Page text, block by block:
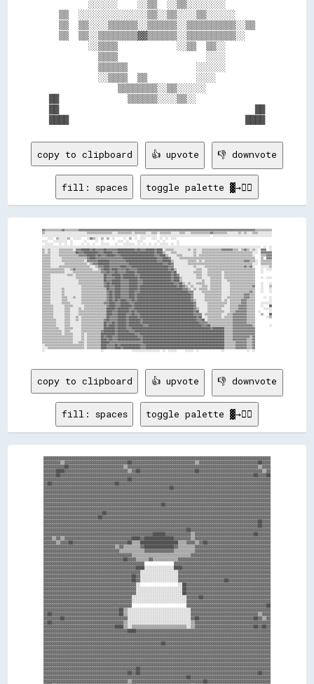
        ░░░░░░    ░░▒▒  ░░▒▒░░░░░░░░
  ▒▒  ░░░░░░░░░░░░░░▒▒░░▒▒░░░░▒▒░░░░░░
  ▒▒  ▒▒░░░░▒▒▒▒▒▒░░▒▒▒▒▒▒░░▒▒▒▒▒▒▒▒▒▒░░▒▒
  ▒▒  ▒▒░░▒▒▒▒▒▒▒▒▓▓▒▒▒▒▒▒░░▒▒▒▒▒▒▒▒▒▒░░
        ░░▒▒▒▒            ░░▒▒  ▒▒░░
          ▒▒▒▒                  ░░░░
          ▒▒▒▒▒▒              ░░░░░░
          ░░▒▒▒▒  ▒▒          ░░░░
              ▒▒▒▒▒▒▒▒░░▒▒░░░░░░
██              ▒▒▒▒▒▒░░░░▒▒░░
copy to clipboard 👍 upvote 👎 downvote
fill: spaces toggle palette ▓→✊🏽
▓▓▒▒▒▒▒▒▒▒▒▒▒▒▓▓▒▒▒▒▒▒▒▒▒▒▓▓▓▓▓▓▓▓▓▓▓▓▓▓▓▓▓▓▓▓▓▓▓▓▓▓▓▓▓▓▓▓▓▓▓▓▓▓▓▓▓▓▓▓▓▓▓▓▓▓▓▓▓▓▓▓▓▓▓▓▓▓▓▓▓▓▓▓▓▓▓▓▓▓▓▓▓▓▓▓▓▓▓▓▓▓▓▓▓▓▓▓▓▓▓▓▓▓▓▓▓▓▓▓▓▓▓▓▓▓▓▓▓▓▓▓▓▓▓▓▓▓▓▓▓▓▒▒▒▒▒▒▒▒▒▒▒▒
▒▒░░░░░░░░░░░░░░░░░░░░░░░░░░░░░░▒▒▒▒▒▒▒▒▒▒▒▒▒▒▒▒▒▒░░░░▒▒▒▒▒▒▒▒▒▒░░▒▒▒▒▒▒▒▒░░░░▒▒▒▒░░▒▒▒▒▒▒▒▒░░░░░░▒▒▒▒░░░░▒▒▒▒▒▒▒▒▒▒▒▒▒▒▓▓▒▒▒▒▒▒▒▒▒▒░░░░░░░░▒▒░░▒▒░░░░▒▒▒▒░░░░░░░░░░
    ░░░░  ▒▒░░░░░░▒▒  ░░░░░░    ░░▓▓▒▒░░  ▒▒  ▒▒  ░░      ░░  ▒▒  ░░  ░░░░    ░░░░  ░░  ░░  ░░░░
▒▒░░▒▒░░░░░░▒▒▒▒▒▒▒▒▒▒░░▓▓▓▓██████▓▓██▓▓▓▓▓▓██▓▓▓▓▓▓▓▓████████████▓▓██▓▓▓▓██████▓▓████░░▒▒▒▒▒▒░░░░░░░░░░▒▒░░▒▒░░░░▒▒▒▒▒▒▒▒▒▒▒▒▒▒▓▓▓▓▓▓▓▓▒▒▒▒░░▒▒▓▓▒▒░░▒▒░░  ▓▓▓▓  ░░
▒▒░░▒▒░░░░░░▒▒▒▒▒▒▒▒▒▒▒▒██▓▓▓▓██████████▓▓▓▓██████▓▓▓▓██████████████████████████▓▓████▒▒░░░░▒▒▒▒░░░░░░░░░░░░▒▒░░░░▒▒▒▒▒▒▒▒▒▒▒▒▒▒▒▒▒▒▒▒▒▒▒▒▒▒▒▒▒▒▒▒▒▒▒▒░░░░  ▓▓▓▓▓▓▓▓
▒▒▒▒▒▒░░░░░░▒▒▒▒▒▒▒▒▒▒▒▒▒▒▓▓▓▓▓▓██████▓▓██▓▓▓▓██████▓▓▓▓████████████████████████▓▓▓▓████▒▒░░░░░░▒▒▒▒░░░░░░░░▒▒░░▒▒▒▒▒▒▒▒▒▒▒▒▒▒▒▒▒▒▒▒▒▒▒▒▒▒▒▒▒▒▒▒▒▒▒▒▒▒░░    ▒▒▒▒▓▓▓▓
▒▒▒▒▒▒░░░░░░░░▒▒▒▒▒▒▒▒▒▒▒▒▒▒▒▒▒▒▓▓████▓▓▓▓▓▓▓▓▓▓▓▓▓▓▓▓▓▓▓▓████████████████████████▓▓▓▓████▓▓░░░░░░▒▒▒▒▒▒▒▒▒▒▒▒▒▒▒▒▒▒▒▒▒▒▒▒▒▒▒▒▒▒▒▒▒▒▒▒▒▒▒▒▒▒▒▒▒▒▒▒▒▒▒▒▒▒    ▒▒  ▓▓▓▓
▒▒▒▒▒▒░░░░░░░░▒▒▒▒▒▒▒▒▒▒▒▒▒▒▒▒░░▓▓▓▓▓▓▓▓████████▓▓▓▓▓▓▓▓▓▓▓▓██████████████████████▓▓▓▓██████▒▒░░░░░░░░░░▒▒▒▒▒▒░░▒▒░░▒▒▒▒▒▒▒▒▒▒▒▒▒▒▒▒▒▒▒▒▒▒▒▒▒▒▒▒▓▓▓▓▒▒▒▒░░  ▒▒▒▒▒▒▒▒
▒▒▒▒▒▒░░░░░░░░░░▒▒▒▒▒▒▒▒▒▒▒▒▒▒▒▒░░▒▒▓▓▓▓████████▓▓▓▓▓▓▓▓▓▓▓▓▓▓████████████████████████▓▓▓▓██▓▓░░░░░░░░░░▒▒▒▒▒▒▒▒▒▒▒▒▒▒▒▒▒▒▒▒▒▒▒▒▒▒▒▒▒▒▒▒▒▒▒▒▒▒▒▒▒▒▒▒▒▒░░░░  ▒▒▒▒▒▒▒▒
▒▒▒▒▒▒░░░░░░▒▒▒▒▒▒▒▒▒▒▒▒▒▒▒▒▒▒▒▒▒▒░░░░▒▒▓▓▓▓████▓▓▓▓▓▓▓▓████▓▓▓▓██████████████████████████▓▓▓▓░░░░░░░░░░░░░░▒▒░░░░░░▒▒▒▒▒▒▒▒▒▒▒▒▒▒▒▒▒▒▒▒▒▒▒▒▒▒▒▒▓▓▒▒▓▓░░    ░░░░░░▒▒
▒▒▒▒▒▒▒▒▒▒▒▒▒▒▒▒░░░░▒▒▓▓▒▒▒▒▒▒▒▒▒▒▒▒░░░░▒▒▓▓████▓▓████▓▓▓▓▓▓██▓▓▓▓▓▓██████████████████████▓▓██▒▒░░░░░░░░░░░░░░▒▒▒▒░░░░▒▒▒▒▒▒▒▒▒▒▒▒▒▒▒▒▒▒▒▒▒▒▒▒▒▒▒▒▒▒▒▒▒▒    ░░  ░░░░
▒▒▒▒▒▒▒▒▒▒▒▒▒▒▒▒░░░░░░▒▒▒▒▒▒▒▒▒▒▒▒▒▒▒▒▒▒▒▒▓▓▓▓██▓▓▓▓██▓▓▓▓▓▓██████▓▓████████████████████████▓▓██░░░░░░░░░░░░▒▒▒▒▒▒░░░░▒▒▒▒▒▒▒▒▒▒░░▒▒▒▒▒▒▒▒▒▒▒▒▒▒▒▒▒▒▒▒▒▒    ░░
▒▒▒▒▒▒░░░░░░░░░░░░▒▒▒▒░░▒▒▒▒▒▒▒▒▒▒▒▒▒▒▒▒▒▒▒▒██▓▓▓▓██████▓▓████████▓▓▓▓██████████████████████▓▓██▓▓░░░░░░░░░░░░▒▒▒▒░░░░▒▒▒▒▒▒▒▒▒▒░░▒▒▒▒▒▒▒▒▒▒▒▒▒▒▒▒▒▒▒▒▒▒
▒▒▒▒▒▒░░░░░░░░░░░░░░░░░░▒▒▒▒▒▒▒▒▒▒▒▒▒▒▒▒▒▒▒▒██▓▓▓▓▓▓████▓▓██████████▓▓██████████████████████▓▓████▒▒░░░░░░░░░░▒▒▒▒░░░░░░▒▒▒▒▒▒▒▒░░▒▒▒▒▒▒▒▒▒▒▒▒▒▒▒▒▒▒▒▒▒▒    ░░  ░░░░
▒▒▒▒▒▒░░░░░░░░░░░░░░░░░░░░▒▒▒▒▒▒▒▒▒▒▒▒▒▒▒▒▒▒██▓▓▓▓██████▓▓▓▓▓▓██████▓▓▓▓████████████████████▓▓████▒▒░░░░░░░░░░░░░░▒▒░░░░▒▒▒▒▒▒▒▒░░░░▒▒▒▒▒▒▒▒▒▒▒▒▒▒▒▒▒▒▒▒
▒▒▒▒▒▒░░░░░░░░░░░░░░░░░░░░▒▒▒▒▒▒▒▒▒▒▒▒▒▒▒▒▒▒▓▓██▓▓██████▓▓▓▓▓▓██████▓▓▓▓██████████████████████▓▓▓▓██▒▒░░▒▒░░░░▒▒▒▒▒▒░░░░▒▒▒▒▒▒▒▒░░░░░░▒▒▒▒▒▒▒▒▒▒▒▒▒▒▒▒▒▒    ░░    ░░
▒▒▒▒▒▒░░░░░░░░░░░░░░░░░░░░░░▒▒▒▒▒▒▒▒▒▒▒▒▒▒▒▒▓▓██▓▓▓▓████▓▓▓▓▓▓██████▓▓██████████████████████████▓▓██▓▓▒▒░░▒▒░░░░░░▒▒▒▒░░▒▒▒▒▒▒▒▒░░░░░░▒▒▒▒▒▒▒▒▒▒▒▒▒▒▒▒▓▓    ░░    ▒▒
▒▒▒▒▒▒░░░░░░░░▒▒░░░░░░░░░░░░▒▒▒▒▒▒▒▒▒▒▒▒▒▒▒▒▒▒██▓▓▓▓████▓▓▓▓▓▓██████▓▓██████████████████████████████▓▓▓▓▒▒░░▒▒░░▒▒▒▒▒▒░░▒▒▒▒▒▒▒▒░░░░░░▒▒▒▒▒▒▒▒▒▒▒▒▒▒▒▒▒▒    ░░    ░░
▒▒▒▒▒▒░░░░░░░░▒▒░░░░░░░░░░░░▒▒▒▒▒▒▒▒▒▒▒▒▒▒▒▒▒▒▓▓██▓▓████▓▓▓▓▓▓████▓▓▓▓██████████████████████████████████▓▓▓▓░░░░░░▒▒▒▒▒▒▒▒▒▒▒▒▒▒░░░░░░▒▒▒▒▒▒▒▒▒▒▒▒▒▒▓▓▒▒    ░░    ░░
▒▒▒▒▒▒░░░░░░░░▒▒░░░░░░░░░░░░▒▒▒▒▒▒▒▒▒▒▒▒▒▒▒▒▒▒▓▓██▓▓████▓▓▓▓▓▓████▓▓██████████████████████████████████████▓▓░░░░░░░░▒▒▒▒▒▒▒▒▒▒▒▒░░░░░░▒▒▒▒▒▒▒▒▒▒▓▓▓▓▒▒▒▒
▒▒▒▒▒▒░░░░░░░░▒▒▒▒░░░░▒▒░░░░▒▒▒▒▒▒▒▒▒▒▒▒▒▒▒▒▒▒▓▓██▓▓████▓▓▓▓▓▓████▓▓██████████████████████████████████████▓▓░░░░░░░░▒▒▒▒▒▒▒▒▒▒▒▒░░░░▒▒▒▒▒▒▒▒▒▒▒▒▓▓▓▓▒▒▒▒      ░░  ░░
▒▒▒▒▒▒░░░░░░░░▒▒▒▒░░░░░░░░░░▒▒▒▒▒▒▒▒▒▒▒▒▒▒▒▒▒▒▓▓██▓▓██▓▓████▓▓▓▓██▓▓██████████████████████████████████████▓▓▒▒░░░░░░▒▒▒▒▒▒▒▒▒▒▒▒░░▒▒░░▒▒▒▒▒▒▒▒▓▓▓▓▒▒▒▒▒▒          ░░
▒▒▒▒▒▒░░░░░░░░▒▒▒▒▒▒░░░░░░░░▒▒▒▒▒▒▒▒▒▒▒▒▒▒▒▒▓▓▓▓████▓▓▓▓██████▓▓▓▓██████████████████████████████████████████▓▓░░░░░░░░▒▒▒▒▒▒▒▒▒▒▒▒▒▒░░▒▒▒▒▒▒▒▒▓▓▓▓▒▒▒▒▒▒    ░░░░░░░░
▒▒▒▒▒▒▒▒░░░░░░░░▒▒▒▒▒▒░░░░░░░░▒▒▒▒▒▒▒▒▒▒▒▒▒▒▒▒▓▓████▓▓▓▓████████▓▓██████████████████████████████████████████▓▓░░░░░░░░▒▒▒▒▒▒▒▒▒▒▒▒░░░░▒▒▒▒▒▒▓▓▓▓▓▓▒▒▒▒▒▒    ░░    ██
▒▒▒▒▒▒▒▒░░░░░░░░▒▒▒▒░░░░░░▒▒░░▒▒▒▒▒▒▒▒▒▒▒▒▒▒▒▒██████▓▓████████▓▓▓▓██████████████████████████████████████████▓▓▒▒░░░░░░▒▒▒▒▒▒▒▒▒▒░░░░░░▒▒▒▒▒▒▓▓▓▓▓▓▒▒▒▒▒▒      ░░░░░░
▒▒▒▒▒▒▒▒░░░░░░░░▒▒▒▒░░░░░░▒▒▒▒▒▒▒▒▒▒▒▒▒▒▒▒▒▒▒▒████▓▓▓▓████████▓▓██▓▓████████████████████████████████████████▓▓██░░░░░░▒▒▒▒▒▒▒▒▒▒▒▒░░░░▒▒▒▒▓▓▓▓▓▓▓▓▒▒▒▒▒▒  ░░      ░░
▒▒▒▒▒▒▒▒░░░░░░░░▒▒▒▒░░░░░░▒▒▒▒▒▒▒▒▒▒▒▒▒▒▒▒▒▒▒▒████▓▓▓▓██████▓▓▓▓██▓▓▓▓██████████████████████████████████████▓▓▓▓▓▓░░▒▒▒▒▒▒▒▒▒▒▒▒░░░░▒▒▒▒▓▓▓▓▓▓▓▓▓▓▒▒▒▒▒▒    ▒▒    ██
▒▒▒▒▒▒▒▒░░░░░░░░▒▒▒▒░░░░▒▒░░▒▒▒▒▒▒▒▒▒▒▒▒▒▒▒▒▒▒██▓▓▓▓▓▓██████▓▓██████▓▓████████████████████████████████████████▓▓██░░░░▒▒▒▒▒▒▒▒▒▒░░▒▒▒▒▒▒▓▓▓▓▓▓▓▓▓▓▒▒▒▒▒▒        ░░▒▒
▒▒▒▒▒▒▒▒▒▒░░░░░░▒▒▒▒░░░░▒▒░░▒▒▒▒▒▒▒▒▒▒▒▒▒▒▒▒▓▓██▓▓▓▓▓▓██████▓▓████████▓▓██████████████████████████████████████▓▓▓▓██░░▒▒▒▒▒▒▒▒▒▒▒▒▒▒▒▒▒▒▓▓▓▓▓▓▓▓▓▓▒▒▒▒▒▒
▒▒▒▒▒▒▒▒▒▒░░░░░░▒▒▒▒░░░░░░░░▒▒▒▒▒▒▒▒▒▒▒▒▒▒▒▒██▓▓▓▓██▓▓██████▓▓████████▓▓████████████████████████████████████████▓▓▓▓▓▓▒▒▒▒▒▒▒▒▒▒▒▒▒▒▒▒▒▒▓▓▓▓▓▓▓▓▓▓▒▒▒▒▒▒
▒▒▒▒▒▒▒▒▒▒░░░░░░▒▒▒▒░░░░░░░░▒▒▒▒▒▒▒▒▒▒▒▒▒▒▒▒██▓▓████▓▓██████▓▓██████████▓▓▓▓██████████████████████████████████████▓▓▓▓██▒▒▒▒▒▒▒▒▒▒▒▒▒▒▒▒▓▓▓▓▓▓▓▓▓▓▓▓▓▓▒▒          ░░
▒▒▒▒▒▒▒▒▒▒▒▒░░░░▒▒▒▒▒▒░░░░░░▒▒▒▒▒▒▒▒▒▒▒▒▒▒▒▒████████▓▓██████▓▓▓▓████████████████████████████████████████████████████████▓▓████████▒▒▒▒▒▒▓▓▓▓▓▓▓▓▓▓▓▓▓▓▓▓
▒▒▒▒▒▒▒▒▒▒▒▒▒▒░░▒▒▒▒░░░░░░░░▒▒▒▒▒▒▒▒▒▒▒▒▒▒▓▓████████▓▓████████▓▓▓▓████████████████████████████████████████████████████████████████▒▒▒▒▒▒▓▓▓▓▓▓▓▓▓▓▓▓▓▓▓▓
▒▒▒▒▒▒▒▒▒▒▒▒▒▒░░▒▒▒▒▒▒░░░░░░▒▒░░▒▒▒▒▒▒▒▒▒▒██████████▓▓████████████▓▓▓▓████████████████████████████████████████████████████████████▒▒▒▒▒▒▓▓▓▓▓▓▓▓▓▓▓▓▓▓▓▓
▒▒▒▒▒▒▒▒▒▒▒▒▒▒▒▒▒▒▒▒▒▒░░░░░░▒▒░░▒▒▒▒▒▒▒▒▒▒██▓▓████▓▓▓▓██████████████▓▓▓▓██████████████████████████████████████████████████████████▒▒▒▒▒▒▓▓▓▓▓▓▓▓▓▓▓▓▒▒▓▓
▒▒▒▒▒▒▒▒▒▒▒▒▒▒▒▒▒▒▒▒▒▒░░░░░░▒▒░░▒▒▒▒▒▒▒▒▒▒████▓▓██▓▓▓▓████████████████▓▓██████████████████████████████████████████████████████████▒▒▒▒▒▒▓▓▓▓▓▓▓▓▓▓▒▒▒▒▓▓
▒▒▒▒▒▒▒▒▒▒▒▒▒▒▒▒▒▒▒▒▒▒░░░░▒▒▒▒░░▒▒▒▒▒▒▒▒▒▒██████▓▓▓▓▓▓▓▓▓▓▓▓▓▓▓▓▓▓▓▓▓▓▓▓██████████████████████████████████████████████████████████▒▒▒▒▒▒▒▒▓▓▓▓▓▓▓▓▒▒▒▒▓▓
░░▒▒▒▒▒▒▒▒▒▒▒▒▒▒▒▒▒▒▒▒▒▒▒▒▒▒▒▒░░▒▒▒▒▒▒▒▒▒▒████▓▓▓▓▓▓██▓▓██████████████▓▓▓▓████████████████████████████████████████████████████████▒▒▒▒▒▒▒▒▓▓▓▓▓▓▓▓▒▒▒▒▓▓
░░░░▒▒▒▒▒▒▒▒▒▒▒▒▒▒▒▒▒▒▒▒▒▒▒▒▒▒░░▒▒▒▒▒▒▒▒▒▒████▓▓▓▓▓▓████▓▓████████████▓▓▓▓████████████████████████████████████████████████████████▒▒▒▒▒▒▒▒▓▓▓▓▓▓▓▓▒▒▒▒▓▓
copy to clipboard 👍 upvote 👎 downvote
fill: spaces toggle palette ▓→✊🏽
▓▓▓▓▓▓▓▓▓▓▓▓▓▓▓▓▓▓▓▓▓▓▓▓▓▓▓▓▓▓▓▓▓▓▓▓▓▓▓▓▓▓▓▓▓▓▓▓▓▓▓▓▓▓▓▓▓▓▓▓▓▓▓▓▓▓▓▓▓▓▓▓▓▓▓▓▓▓▓▓▓▓▓▓▓▓▓▓▓▓▓▓▓▓▓▓▓▓▓▓▓▓▓▓▓▓▓▓
▓▓▓▓▓▓▓▓▒▒▓▓▓▓▓▓▓▓▓▓▓▓▓▓▓▓▓▓▓▓▓▓▓▓▓▓▓▓▓▓██▓▓▓▓▓▓▓▓▓▓▓▓▓▓▓▓▓▓▓▓▓▓▓▓▓▓▓▓▓▓▒▒▓▓▓▓▓▓▓▓▓▓▓▓▓▓▓▓▓▓▓▓▓▓▓▓▓▓▓▓██▓▓▓▓
▓▓▓▓▓▓▓▓▓▓██▓▓▓▓▓▓▓▓▓▓▓▓▓▓▓▓▓▓▓▓▓▓▓▓▓▓▒▒▓▓▓▓▓▓▓▓▓▓▓▓▓▓▓▓▓▓▓▓▓▓▓▓▓▓▓▓▓▓▓▓▓▓▓▓▓▓▓▓▓▓▓▓▓▓▓▓▓▓▓▓▓▓▓▓▓▓▓▓▓▓▒▒▓▓▓▓
▓▓▓▓▓▓████▓▓▓▓▓▓▓▓▓▓▓▓▓▓▓▓▓▓▓▓▓▓▓▓▓▓▓▓▓▓▒▒▓▓██▓▓▓▓▓▓▓▓▓▓▓▓▓▓▓▓▓▓▓▓▓▓▓▓▓▓██▓▓▓▓▓▓▓▓▓▓▓▓▓▓▓▓▓▓▓▓▓▓▓▓▓▓▓▓▓▓▒▒▓▓
▓▓▓▓▓▓██▓▓▓▓▓▓▓▓▓▓▓▓▓▓▓▓▓▓▓▓▓▓▓▓▓▓▓▓▓▓▓▓▓▓▓▓▓▓▓▓▓▓▓▓▓▓▓▓▓▓▓▓▓▓▓▓▓▓▓▓▓▓▓▓▓▓▓▓▓▓▓▓▓▓▓▓▓▓▓▓▓▓▓▓▓▓▓▓▓▓▓▓██▓▓▓▓██
▓▓▓▓▓▓▓▓▓▓▓▓▓▓▓▓▓▓▓▓▓▓▓▓▓▓▓▓▓▓▓▓▓▓▓▓▓▓▓▓██▓▓▓▓▓▓▓▓▓▓▓▓▓▓▓▓▓▓▓▓▓▓▓▓▓▓▓▓▓▓▓▓▓▓▓▓▓▓▓▓▓▓▓▓▓▓▓▓▓▓▓▓▓▓▓▓▓▓▓▓▓▓▓▓▓▓
▓▓██▓▓▓▓▓▓▓▓▓▓▓▓▓▓▓▓▓▓▓▓▓▓▓▓▓▓▓▓▓▓██▓▓▓▓▓▓▓▓▓▓▓▓▓▓▓▓▓▓▓▓▓▓▓▓▓▓▓▓▓▓▓▓▓▓▓▓▓▓▓▓▓▓▓▓▓▓▓▓▓▓▓▓▓▓▓▓▓▓▓▓▓▓▓▓▓▓▓▓▓▓▓▓
▓▓▓▓▓▓▓▓▓▓▓▓▓▓▓▓▓▓▓▓▓▓▓▓▓▓▓▓▓▓▓▓▓▓▓▓▓▓▓▓▓▓▓▓▓▓▓▓▓▓▓▓▓▓▓▓▓▓▓▓██▓▓▓▓▓▓▓▓▓▓▓▓▓▓▓▓▓▓▓▓▓▓▓▓▓▓▓▓▓▓▓▓▓▓▓▓▓▓▓▓▓▓▓▓▓▓
▓▓▓▓▓▓▓▓▓▓▓▓▓▓▓▓▓▓▓▓▓▓▓▓▓▓▓▓▓▓▓▓▓▓▓▓▓▓▓▓▓▓▓▓▓▓▓▓▓▓▓▓▓▓▓▓▓▓▓▓▓▓▓▓▓▓▓▓▓▓▓▓▓▓▓▓▓▓▓▓▓▓▓▓▓▓▓▓▓▓▓▓▓▓▓▓▓▓▓▓▓▓▓▓▓▓▓▓
▓▓▓▓▓▓▓▓▓▓▓▓▓▓▓▓▓▓▓▓▓▓▓▓▓▓▓▓▓▓▓▓▓▓▓▓▓▓▓▓▓▓▓▓▓▓▓▓▓▓▓▓▓▓▓▓▓▓▓▓▓▓▓▓▓▓▓▓▓▓▓▓▓▓▓▓▓▓▓▓▓▓▓▓▓▓▓▓▓▓▓▓▓▓▓▓▓▓▓▓▓▓▓▓▓▓▓▓
▓▓▓▓▓▓▓▓▓▓▓▓▓▓▓▓▓▓▓▓▓▓▓▓▓▓▓▓▓▓▓▓▓▓▓▓▓▓▓▓▓▓▓▓▓▓▓▓▓▓▓▓▓▓▓▓▓▓▓▓▓▓▓▓▓▓▓▓▓▓▓▓▓▓▓▓▓▓▓▓▓▓▓▓▓▓▓▓▓▓▓▓▓▓▓▓▓▓▓▓▓▓▓▓▓▓▓▓
▓▓▓▓▓▓▓▓▓▓▓▓▓▓▓▓▓▓▓▓▓▓▓▓▓▓▓▓▓▓▓▓▓▓▓▓▓▓▓▓▓▓▓▓▓▓▓▓▓▓▓▓▓▓▓▓██▓▓▓▓▓▓▓▓▓▓▓▓▓▓▓▓▓▓▓▓▓▓▓▓▓▓▓▓▓▓▓▓▓▓▓▓▓▓▓▓▓▓▓▓▓▓▓▓▓▓
▓▓▓▓▓▓▓▓▓▓▓▓▓▓▓▓▓▓▓▓▓▓▓▓▓▓▓▓▓▓▓▓▓▓▓▓▓▓▓▓▓▓▓▓▓▓▓▓▓▓▓▓▓▓▓▓▓▓▓▓▓▓▓▓▓▓▓▓▓▓▓▓▓▓▓▓▓▓▓▓▓▓▓▓▓▓▓▓▓▓▓▓▓▓▓▓▓▓▓▓▓▓▓▓▓▓▓▓
▓▓▓▓▓▓▓▓▓▓▓▓▓▓▓▓▓▓▓▓▓▓▓▓▓▓▓▓██▓▓▓▓▓▓▓▓▓▓▓▓▓▓▓▓▓▓▓▓▓▓▓▓▓▓▓▓▓▓▓▓▓▓▓▓▓▓▓▓▓▓▓▓▓▓▓▓▓▓▓▓▓▓▓▓▓▓▓▓▓▓▓▓▓▓▓▓▓▓▓▓▓▓▓▓▓▓
▓▓▓▓▓▓▓▓▓▓▓▓▓▓▓▓▓▓▓▓▓▓▓▓▓▓██▓▓▓▓▓▓▓▓▓▓▓▓▓▓▓▓▓▓▓▓▓▓▓▓▓▓▓▓▓▓▓▓▓▓▓▓▓▓▓▓▓▓▓▓▓▓▓▓▓▓▓▓▓▓▓▓▓▓▓▓▓▓▓▓▓▓▓▓▓▓▓▓▓▓▓▓▓▓▓▓
▓▓▓▓▓▓▓▓▓▓▓▓▓▓▓▓▓▓▓▓▓▓▓▓▓▓▓▓▓▓▓▓▓▓▓▓▓▓▓▓▓▓▓▓▓▓▓▓▓▓▓▓▓▓▓▓▓▓▓▓▓▓▓▓▓▓▓▓▓▓▓▓▓▓▓▓▓▓▓▓▓▓▓▓▓▓▓▓▓▓▓▓▓▓▓▓▓▓▓▓▓▓██▓▓▓▓
▓▓▓▓▓▓▓▓▓▓▓▓▓▓▓▓▓▓▓▓▓▓▓▓▓▓▓▓▓▓▓▓▓▓▓▓▓▓▓▓▓▓▓▓▓▓▓▓▓▓▓▓▓▓▓▓▓▓▓▓▓▓▓▓▓▓▓▓▓▓▓▓▓▓▓▓▓▓▓▓▓▓▓▓▓▓▓▓▓▓▓▓▓▓▓▓▓▓▓▓▓▓██▓▓▓▓
▓▓▓▓▓▓▓▓▓▓▓▓▓▓▓▓▓▓▓▓▓▓▓▓▓▓▓▓▓▓▓▓▓▓▓▓▓▓▓▓▓▓▓▓▓▓▓▓▓▓▓▓▓▓▓▓▓▓▓▓▓▓▓▓▓▓▓▓██▓▓▓▓▓▓▓▓▓▓▓▓▓▓▓▓▓▓▓▓▓▓▓▓▓▓▓▓▓▓▓▓▓▓▓▓▓▓
▓▓▓▓▓▓▓▓▓▓▓▓▓▓▓▓▓▓▓▓▓▓▓▓▓▓▓▓▓▓▓▓▓▓▓▓▓▓▓▓▓▓▓▓▓▓▓▓▓▓▓▓██████▓▓▓▓▓▓▓▓▓▓▓▓▒▒▓▓▓▓▓▓▓▓▓▓▓▓▓▓▓▓▓▓▓▓▓▓▓▓▓▓▓▓██▓▓▓▓▓▓
▓▓▓▓▒▒▓▓▒▒▓▓▓▓▓▓▓▓▓▓▓▓▓▓▓▓▓▓▓▓▓▓▓▓▓▓▓▓▓▓▓▓████▓▓██████████████▓▓▓▓▓▓▓▓▒▒▓▓▓▓▓▓▓▓▓▓▓▓▓▓▓▓▓▓▓▓▓▓▓▓▓▓▓▓▓▓▓▓▓▓▓▓
▓▓▓▓▓▓▒▒▓▓▓▓██▓▓▓▓▓▓▓▓▓▓▓▓▓▓▓▓▓▓▓▓▓▓▓▓▓▓██▒▒▒▒██████████████████▒▒▒▒▓▓▓▓▒▒▓▓██▓▓▓▓▓▓▓▓▓▓▓▓▓▓▓▓▓▓▓▓▓▓▓▓▓▓▓▓▓▓
▓▓▓▓▓▓▓▓▓▓▓▓▓▓▓▓▓▓▓▓▓▓▓▓▓▓▓▓▓▓▓▓▓▓▒▒▓▓▒▒▒▒▒▒▒▒▓▓██████████████▓▓▒▒▒▒▒▒▒▒▓▓▓▓▓▓▓▓▓▓▓▓▓▓▓▓▓▓▓▓▓▓▓▓▓▓▓▓▓▓▓▓▓▓▓▓
▓▓▓▓▓▓▓▓▓▓▓▓▓▓▓▓▓▓▓▓▓▓▓▓▓▓▓▓▓▓▓▓▓▓▓▓▒▒▒▒▒▒▒▒▒▒▒▒▓▓▓▓▓▓▓▓▓▓▓▓▓▓▒▒▒▒▒▒▒▒▒▒▓▓▓▓▓▓▓▓▓▓▓▓▓▓▓▓▓▓▓▓▓▓▓▓▓▓▓▓▓▓▓▓▓▓▓▓
▓▓▓▓▓▓▓▓▓▓▓▓▓▓▓▓▓▓▓▓▓▓▓▓▓▓▓▓▓▓▓▓▓▓▓▓▓▓▓▓▓▓▒▒▒▒▒▒▒▒▒▒▒▒▒▒▒▒▒▒▒▒▒▒▒▒▒▒▒▒▓▓▓▓▓▓▓▓▓▓▓▓▓▓▓▓▓▓▓▓▓▓▓▓▓▓▓▓▓▓▓▓▓▓▓▓▓▓
▓▓▓▓▓▓▓▓▓▓▓▓▓▓▓▓▓▓▓▓▓▓▓▓▓▓▓▓▓▓▓▓▓▓▓▓▓▓██▓▓▓▓▒▒▒▒▒▒▓▓▒▒▒▒▒▒▒▒▒▒▒▒▓▓▓▓▓▓▓▓▓▓▓▓▓▓▓▓▓▓▓▓▓▓▓▓▓▓▓▓▓▓▓▓▓▓▓▓▓▓▓▓▓▓▓▓
▓▓▓▓▓▓▓▓▓▓▓▓▓▓▓▓▓▓▓▓▓▓▓▓▓▓▓▓▓▓▓▓▓▓▓▓▓▓▓▓▓▓▓▓▓▓▓▓              ▓▓▓▓▓▓▓▓▓▓▓▓▓▓▓▓▓▓▓▓▓▓▓▓▓▓▓▓▓▓▓▓▓▓▓▓▓▓▓▓▓▓▓▓▓▓
▓▓▓▓▓▓▓▓▓▓▓▓▓▓▓▓▓▓▓▓▓▓▓▓▓▓▓▓▓▓▓▓▓▓▓▓▓▓▓▓▓▓▓▓████░░░░░░░░░░░░░░████▓▓▓▓▓▓▓▓▓▓▓▓▓▓▓▓▓▓▓▓▓▓▓▓▓▓▓▓▓▓▓▓▓▓▓▓▓▓▓▓▓▓
▓▓▓▓▓▓▓▓▓▓▓▓▓▓▓▓▓▓▓▓▓▓▓▓▓▓▓▓▓▓▓▓▓▓▓▓▓▓▓▓▓▓▓▓▓▓░░░░░░░░░░░░░░░░░░▓▓▓▓▓▓▓▓▓▓▓▓▓▓▓▓▓▓▓▓▓▓▓▓▓▓▓▓▓▓▓▓▓▓▓▓▓▓▓▓▓▓▓▓
▓▓▓▓▓▓▓▓▓▓▓▓▓▓▓▓▓▓▓▓▓▓▓▓▓▓▓▓▓▓▓▓▓▓▓▓▓▓▓▓▓▓██▓▓░░░░░░░░░░░░░░░░░░▓▓▓▓▓▓▓▓▓▓▓▓▓▓▓▓▓▓▓▓▓▓▓▓▓▓▓▓▓▓▓▓▓▓▓▓▓▓▓▓▓▓▓▓
▓▓▓▓▓▓▓▓▓▓▓▓▓▓▓▓▓▓▓▓▓▓▓▓▓▓▓▓▓▓▓▓▓▓▓▓▓▓▓▓▓▓██▓▓░░░░░░░░░░░░░░░░░░▓▓▓▓▓▓▓▓▓▓▓▓▓▓▓▓▓▓▓▓▓▓██▓▓▓▓▓▓▓▓▓▓▓▓▓▓▓▓▓▓▓▓
▓▓▓▓▓▓▓▓▓▓▓▓▓▓▓▓▓▓▓▓▓▓▓▓▓▓▓▓▓▓▓▓▓▓▓▓▓▓▓▓▓▓▓▓░░                  ░░██▓▓▓▓▓▓▓▓▓▓▓▓▓▓▓▓▓▓▓▓▓▓▓▓▓▓▓▓▓▓▓▓▓▓▓▓▓▓▓▓
▓▓▓▓▓▓▓▓▓▓▓▓▓▓▓▓▓▓▓▓▓▓▓▓▓▓▓▓▓▓▓▓▓▓▓▓▓▓▓▓▓▓▓▓░░░░░░░░░░░░░░░░░░░░░░██▓▓▓▓▓▓▓▓▓▓▓▓▓▓▓▓▓▓▓▓▓▓▓▓▓▓▓▓▓▓▓▓▓▓▓▓▓▓▓▓
▓▓▓▓▓▓▓▓▓▓▓▓▓▓▓▓▓▓▓▓▓▓▓▓▓▓▓▓▓▓▓▓▓▓▓▓▓▓▓▓▓▓▓▓░░░░░░░░░░░░░░░░░░░░░░██▓▓▓▓▓▓▓▓▓▓▓▓▓▓▓▓▓▓▓▓▓▓▓▓▓▓▓▓▓▓▓▓▓▓▓▓▓▓▓▓
▓▓▓▓▓▓▓▓▓▓▓▓▓▓▓▓▓▓▓▓▓▓▓▓▓▓▓▓▓▓▓▓▓▓▓▓▓▓▓▓▓▓░░░░░░░░░░░░░░░░░░░░░░░░░░▓▓▓▓▓▓██▓▓▓▓▓▓▓▓▓▓▓▓▓▓▓▓▓▓▓▓▓▓▓▓▓▓▓▓▓▓▓▓
▓▓▓▓▓▓▓▓▓▓▓▓▓▓▓▓▓▓▓▓▓▓▓▓▓▓▓▓▓▓▓▓▓▓▓▓▓▓▓▓▓▓░░░░░░░░░░░░░░░░░░░░░░░░░░▓▓▓▓▓▓▓▓▓▓▓▓▓▓▓▓▓▓▓▓▓▓▓▓▓▓▓▓▓▓▓▓▓▓▓▓▓▓▓▓
▓▓▓▓▓▓▓▓▓▓▓▓▓▓▓▓▓▓▓▓▓▓▓▓▓▓▓▓▓▓▓▓▓▓▓▓▓▓▓▓▓▓                          ▓▓▓▓▓▓▓▓▓▓▓▓▓▓▓▓▓▓▓▓▓▓▓▓▓▓▓▓▓▓▓▓▓▓▓▓▓▓██
▓▓▓▓▓▓▓▓▓▓▓▓▓▓▓▓▓▓▓▓▓▓▓▓▓▓▓▓▓▓▓▓▓▓▓▓██▒▒░░░░░░░░░░░░░░░░░░░░░░░░░░░░░░▓▓▓▓▓▓▓▓▓▓▓▓▓▓▓▓▓▓▓▓▓▓▓▓▓▓▓▓▓▓▓▓▓▓▓▓▓▓
▓▓██▓▓▓▓▓▓▓▓▓▓▓▓▓▓▓▓▓▓▓▓▓▓▓▓▓▓▓▓▓▓▓▓██▒▒░░░░░░░░░░░░░░░░░░░░░░░░░░░░░░▓▓▓▓▓▓▓▓▓▓▓▓▓▓▓▓▓▓▓▓▓▓▓▓▓▓▓▓▓▓▓▓▒▒▓▓▓▓
▓▓▓▓▓▓▓▓██▓▓▓▓▓▓▓▓▓▓▓▓▓▓▓▓▓▓▓▓▓▓▓▓▓▓▓▓▓▓░░░░░░░░░░░░░░░░░░░░░░░░░░░░░░▓▓██▓▓▓▓▓▓▓▓▓▓▓▓▓▓▓▓▓▓▓▓▓▓▓▓▓▓██▓▓▒▒▓▓
▓▓██▓▓▓▓▓▓▓▓▓▓▓▓▓▓▓▓▓▓▓▓▓▓▓▓▓▓▓▓▓▓▓▓▓▓▒▒░░░░░░░░░░░░░░░░░░░░░░░░░░░░░░▒▒▓▓▓▓▓▓▓▓▓▓▓▓▓▓▓▓▓▓▓▓▓▓▓▓▓▓▓▓▓▓▓▓▓▓▓▓
▓▓▓▓▓▓▓▓▓▓▓▓▓▓▓▓▓▓▓▓▓▓▓▓▓▓▓▓▓▓▓▓▓▓████▒▒░░▒▒▒▒▒▒▒▒▒▒▒▒▒▒▒▒▒▒▒▒▒▒▒▒▒▒░░▒▒▓▓▓▓▓▓▓▓▓▓▓▓▓▓▓▓▓▓▓▓▓▓▓▓▓▓▓▓██▓▓██▓▓
▓▓▓▓▓▓▓▓▓▓▓▓▓▓▓▓▓▓▓▓▓▓▓▓▓▓▓▓▓▓▓▓▓▓▓▓▓▓▓▓████▓▓▓▓▓▓▓▓▓▓▓▓▓▓▓▓▓▓▓▓▓▓▓▓▓▓▓▓▓▓▓▓▓▓▓▓▓▓▓▓▓▓▓▓▓▓▓▓▓▓▓▓▓▓▓▓▓▓▓▓▓▓▓▓
▓▓▓▓▓▓▓▓▓▓▓▓▓▓▓▓▓▓▓▓▓▓▓▓▓▓▓▓▓▓▓▓▓▓▓▓▓▓▓▓▓▓▓▓▓▓▓▓▓▓▓▓▓▓▓▓▓▓▓▓▓▓▓▓▓▓▓▓▓▓▓▓▓▓▓▓▓▓▓▓▓▓▓▓▓▓▓▓▓▓▓▓▓▓▓▓▓▓▓▓▓▓▓▓▓▓▓▓
▓▓▓▓▓▓▓▓▓▓▓▓▓▓▓▓▓▓▓▓▓▓▓▓▓▓▓▓▓▓▓▓▓▓▓▓▓▓▓▓▓▓▓▓▓▓▓▓▓▓▓▓▓▓▓▓▓▓▓▓▓▓▓▓▓▓▓▓▓▓▓▓▓▓▓▓▓▓▓▓▓▓▓▓▓▓▓▓▓▓▓▓▓▓▓▓▓▓▓▓▓▓▓▓▓▓▓▓
▓▓▓▓▓▓▓▓▓▓▓▓▓▓▓▓▓▓▓▓▓▓▓▓▓▓▓▓▓▓▓▓▓▓▓▓▓▓▓▓▓▓▓▓▓▓▓▓▓▓▓▓▓▓▓▓██▓▓▓▓▓▓▓▓▓▓▓▓▓▓▓▓▓▓▓▓▓▓▓▓▓▓▓▓▓▓▓▓▓▓▓▓▓▓▓▓▓▓▓▓▓▓▓▓▓▓
▓▓▓▓▓▓▓▓▓▓▓▓▓▓▓▓▓▓▓▓▓▓▓▓▓▓▓▓▓▓▓▓▓▓▓▓▓▓▓▓▓▓▓▓▓▓▓▓▓▓▓▓▓▓▓▓▓▓▓▓▓▓▓▓▓▓▓▓▓▓▓▓▓▓▓▓▓▓▓▓▓▓▓▓▓▓▓▓▓▓▓▓▓▓▓▓▓▓▓▓▓▓▓▓▓▓▓▓
▓▓▓▓▓▓▓▓▓▓▓▓▓▓▓▓▓▓▓▓▓▓▓▓▓▓▓▓▓▓▓▓▓▓▓▓▓▓▓▓▓▓▓▓▓▓▓▓▓▓▓▓▓▓▓▓▓▓▓▓▓▓▓▓▓▓▓▓▓▓▓▓▓▓▓▓▓▓▓▓▓▓▓▓▓▓▓▓▓▓▓▓▓▓▓▓▓▓▓▓▓▓▓▓▓▓▓▓
▓▓▓▓▓▓▓▓▓▓▓▓▓▓▓▓▓▓▓▓▓▓▓▓▓▓▓▓▓▓▓▓▓▓▓▓▓▓▓▓▓▓▓▓▓▓▓▓▓▓▓▓▓▓▓▓▓▓▓▓▓▓▓▓▓▓▓▓▓▓▓▓▓▓▓▓▓▓▓▓▓▓▓▓▓▓▓▓▓▓▓▓▓▓▓▓▓▓▓▓▓▓▓▓▓▓▓▓
▓▓▓▓▓▓▓▓▓▓▓▓▓▓▓▓▓▓▓▓▓▓▓▓▓▓▓▓▓▓▓▓▓▓▓▓▓▓▓▓▓▓▓▓▓▓▓▓▓▓▓▓▓▓▓▓▓▓▓▓▓▓▓▓▓▓▓▓▓▓▓▓▓▓▓▓▓▓▓▓▓▓▓▓▓▓▓▓▓▓▓▓▓▓▓▓▓▓▓▓▓▓▓▓▓▓▓▓
▓▓▓▓▓▓▓▓▓▓▓▓▓▓▓▓▓▓▓▓▓▓▓▓▓▓▓▓▓▓▓▓▓▓▓▓▓▓▓▓▓▓▓▓▓▓▓▓▓▓▓▓▓▓▓▓▓▓▓▓▓▓▓▓▓▓▓▓▓▓▓▓▓▓▓▓▓▓▓▓▓▓▓▓▓▓▓▓▓▓▓▓▓▓▓▓▓▓▓▓▓▓▓▓▓▓▓▓
▓▓▓▓▓▓▓▓▓▓▓▓▓▓▓▓▓▓▓▓▓▓▓▓▓▓▓▓▓▓▓▓▓▓▓▓▓▓▓▓▓▓▓▓██▓▓▓▓▓▓▓▓▓▓▓▓▓▓▓▓▓▓▓▓▓▓▓▓▓▓▓▓▓▓▓▓▓▓▓▓▓▓▓▓▓▓▓▓▓▓▓▓▓▓▓▓▓▓▓▓▓▓▓▓▓▓
▓▓▓▓▓▓▓▓▓▓▓▓▓▓▓▓▓▓▓▓▓▓▓▓▓▓▓▓▓▓▓▓▓▓▓▓▓▓▓▓██▓▓██▓▓▓▓▓▓▓▓▓▓▓▓▓▓▓▓▓▓▓▓▓▓▓▓▓▓▓▓▓▓▓▓▓▓▓▓▓▓▓▓▓▓▓▓▓▓▓▓▓▓▓▓▓▓▓▓██▓▓▓▓
▓▓▓▓▓▓▓▓▓▓▓▓▓▓▓▓▓▓▓▓▓▓▓▓▓▓▓▓▓▓▓▓▓▓▓▓▓▓▓▓▓▓▓▓▓▓▓▓▓▓▓▓▓▓▓▓▓▓▓▓▓▓▓▓▓▓▓▓██▓▓▓▓▓▓▓▓▓▓▓▓▓▓▓▓▓▓▓▓▓▓▓▓▓▓▓▓▓▓▓▓▓▓▓▓▓▓
▓▓▓▓▓▓▓▓▓▓▓▓▓▓▓▓▓▓▓▓▓▓▓▓▓▓▓▓▓▓▓▓▓▓▓▓▓▓▓▓▒▒▓▓▓▓▓▓▓▓▓▓▓▓▓▓▓▓▓▓▓▓▓▓▓▓▓▓▓▓▓▓▓▓▓▓██▓▓▓▓▓▓▓▓▓▓▓▓▓▓▓▓▓▓▓▓▓▓▓▓▓▓▓▓▓▓